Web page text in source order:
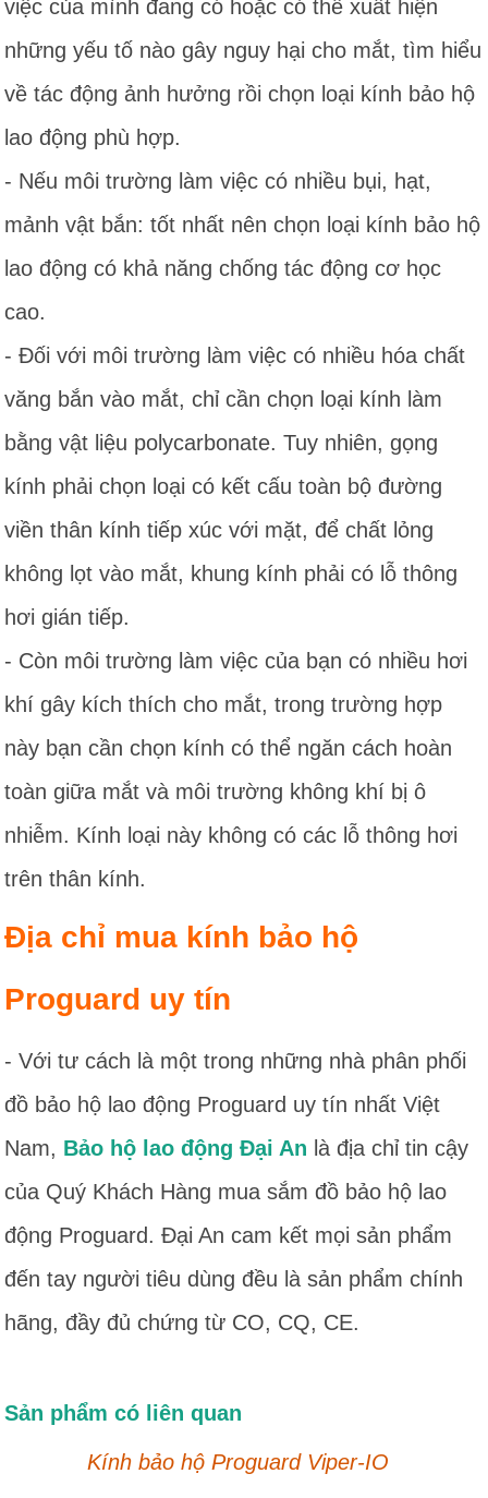
việc của mình đang có hoặc có thể xuất hiện
những yếu tố nào gây nguy hại cho mắt, tìm hiểu
về tác động ảnh hưởng rồi chọn loại kính bảo hộ
lao động phù hợp.
- Nếu môi trường làm việc có nhiều bụi, hạt,
mảnh vật bắn: tốt nhất nên chọn loại kính bảo hộ
lao động có khả năng chống tác động cơ học
cao.
- Đối với môi trường làm việc có nhiều hóa chất
văng bắn vào mắt, chỉ cần chọn loại kính làm
bằng vật liệu polycarbonate. Tuy nhiên, gọng
kính phải chọn loại có kết cấu toàn bộ đường
viền thân kính tiếp xúc với mặt, để chất lỏng
không lọt vào mắt, khung kính phải có lỗ thông
hơi gián tiếp.
- Còn môi trường làm việc của bạn có nhiều hơi
khí gây kích thích cho mắt, trong trường hợp
này bạn cần chọn kính có thể ngăn cách hoàn
toàn giữa mắt và môi trường không khí bị ô
nhiễm. Kính loại này không có các lỗ thông hơi
trên thân kính.
Địa chỉ mua kính bảo hộ
Proguard uy tín
- Với tư cách là một trong những nhà phân phối
đồ bảo hộ lao động Proguard uy tín nhất Việt
Nam, Bảo hộ lao động Đại An là địa chỉ tin cậy
của Quý Khách Hàng mua sắm đồ bảo hộ lao
động Proguard. Đại An cam kết mọi sản phẩm
đến tay người tiêu dùng đều là sản phẩm chính
hãng, đầy đủ chứng từ CO, CQ, CE.
Sản phẩm có liên quan
Kính bảo hộ Proguard Viper-IO